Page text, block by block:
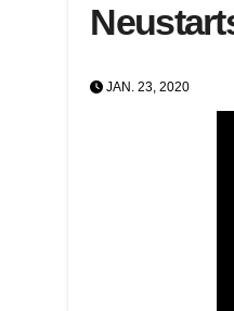
JAN. 23, 2020